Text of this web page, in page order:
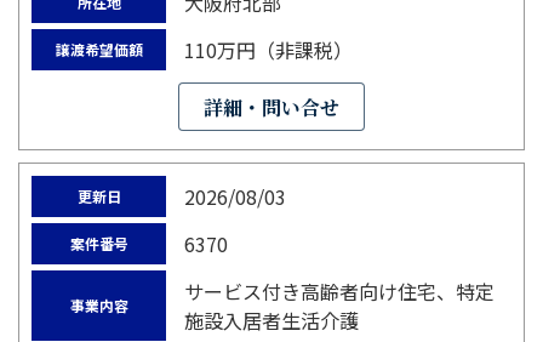
譲渡希望価額 110万円（非課税）
詳細・問い合せ
更新日 2026/08/03
案件番号 6370
事業内容
サービス付き高齢者向け住宅、特定
施設入居者生活介護